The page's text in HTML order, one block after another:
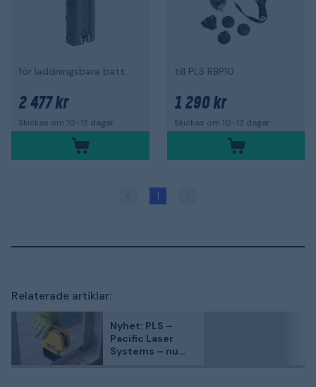
för laddningsbara batterier
2 477 kr
Skickas om 10-12 dagar
till PLS RBP10
1 290 kr
Skickas om 10-12 dagar
1
Relaterade artiklar:
Nyhet: PLS –
Pacific Laser
Systems – nu